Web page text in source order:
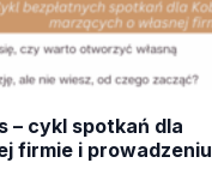
– cykl spotkań dla
firmie i prowadzeniu